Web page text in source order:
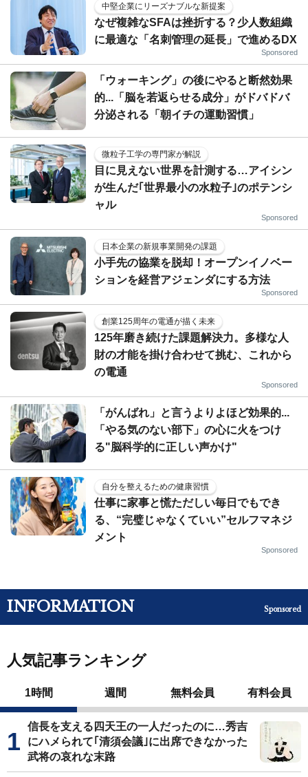
中堅企業にリーズナブルな新提案
なぜ複雑なSFAは挫折する？少人数組織
に最適な「名刺管理の延長」で進めるDX
Sponsored
「ウォーキング」の後にやると断然効果
的...「脳を若返らせる成分」がドバドバ
分泌される「朝イチの運動習慣」
微粒子工学の専門家が解説
目に見えない世界を計測する…アイシン
が生んだ｢世界最小の水粒子｣のポテンシ
ャル
Sponsored
日本企業の新規事業開発の課題
小手先の協業を脱却！オープンイノベー
ションを経営アジェンダにする方法
Sponsored
創業125周年の電通が描く未来
125年磨き続けた課題解決力。多様な人
財の才能を掛け合わせて挑む、これから
の電通
Sponsored
「がんばれ」と言うよりよほど効果的...
「やる気のない部下」の心に火をつけ
る"脳科学的に正しい声かけ"
自分を整えるための健康習慣
仕事に家事と慌ただしい毎日でもでき
る、“完璧じゃなくていい”セルフマネジ
メント
Sponsored
INFORMATION Sponsored
人気記事ランキング
1時間 週間 無料会員 有料会員
信長を支える四天王の一人だったのに…秀吉
にハメられて｢清須会議｣に出席できなかった
武将の哀れな末路